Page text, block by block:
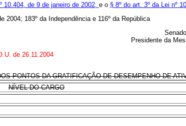
10.404, de 9 de janeiro de 2002, e o § 8º do art. 3º da Lei nº
2004; 183º da Independência e 116º da República
Presidente da
de 26.11.2004
PONTOS DA GRATIFICAÇÃO DE DESEMPENHO DE
NÍVEL DO CARGO